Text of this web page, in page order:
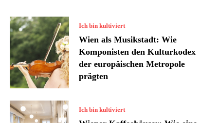
Ich bin kultiviert
Wien als Musikstadt: Wie
Komponisten den Kulturkodex
der europäischen Metropole
prägten
Ich bin kultiviert